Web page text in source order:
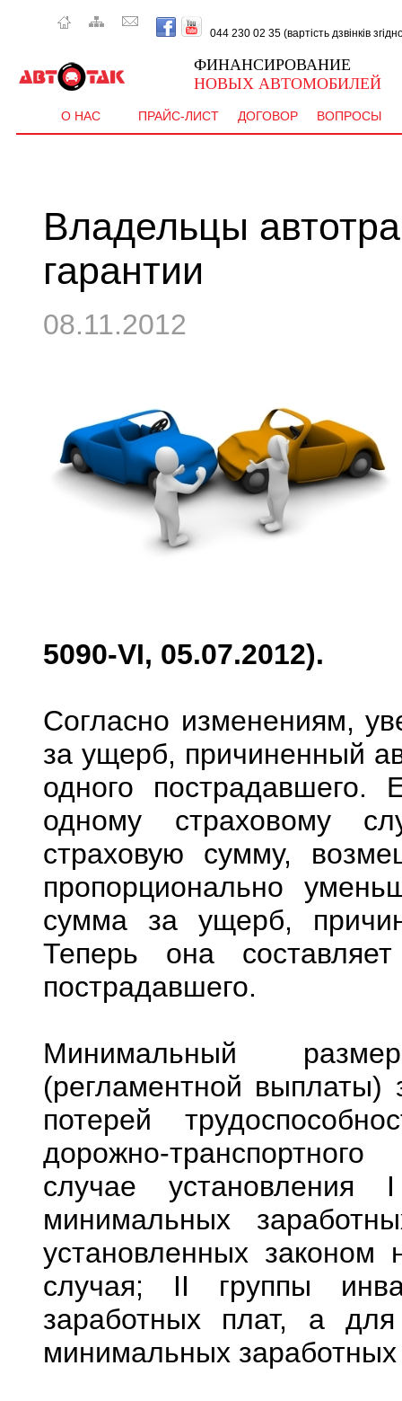
044 230 02 35 (вартість дзвінків
ФИНАНСИРОВАНИЕ
НОВЫХ АВТОМОБИЛЕЙ
О НАС ПРАЙС-ЛИСТ ДОГОВОР ВОПРОСЫ
Владельцы
гарантии
08.11.2012
5090-VI, 05.07.2012).
Согласно изменениям,
за ущерб, причиненный
одного
одному страховому
страховую сумму,
пропорционально
сумма за ущерб,
Теперь она
пострадавшего.
Минимальный
(регламентной выплаты)
потерей
дорожно-
случае
минимальных
установленных законом
случая; II группы
заработных плат, а
минимальных заработных